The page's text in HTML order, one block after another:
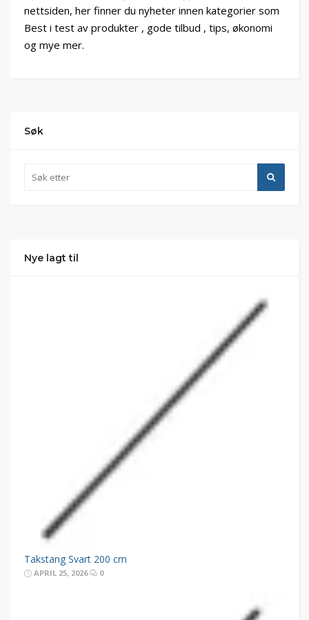
nettsiden, her finner du nyheter innen kategorier som
Best i test av produkter , gode tilbud , tips, økonomi
og mye mer.
Søk
Nye lagt til
Takstang Svart 200 cm
APRIL 25, 2026 0